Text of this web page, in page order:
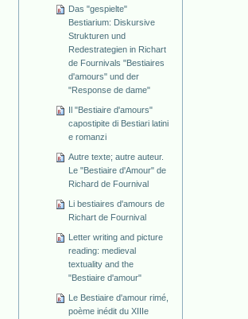
Das "gespielte"
Bestiarium: Diskursive
Strukturen und
Redestrategien in Richart
de Fournivals "Bestiaires
d'amours" und der
"Response de dame"
Il "Bestiaire d'amours"
capostipite di Bestiari latini
e romanzi
Autre texte; autre auteur.
Le "Bestiaire d'Amour" de
Richard de Fournival
Li bestiaires d'amours de
Richart de Fournival
Letter writing and picture
reading: medieval
textuality and the
"Bestiaire d'amour"
Le Bestiaire d'amour rimé,
poème inédit du XIIIe